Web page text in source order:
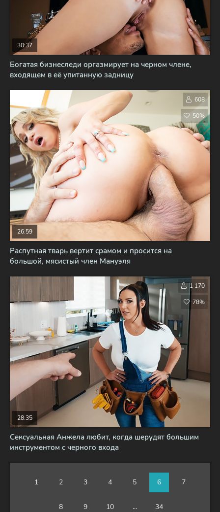
Богатая бизнеследи оргазмирует на черном члене,
входящем в её упитанную задницу
30:37
Распутная тварь вертит срамом и просится на
большой, мясистый член Мануэля
26:59
608
50%
Сексуальная Анжела любит, когда шерудят большим
инструментом с черного входа
28:35
1 170
78%
1 2 3 4 5 6 7
8 9 10 ... 34